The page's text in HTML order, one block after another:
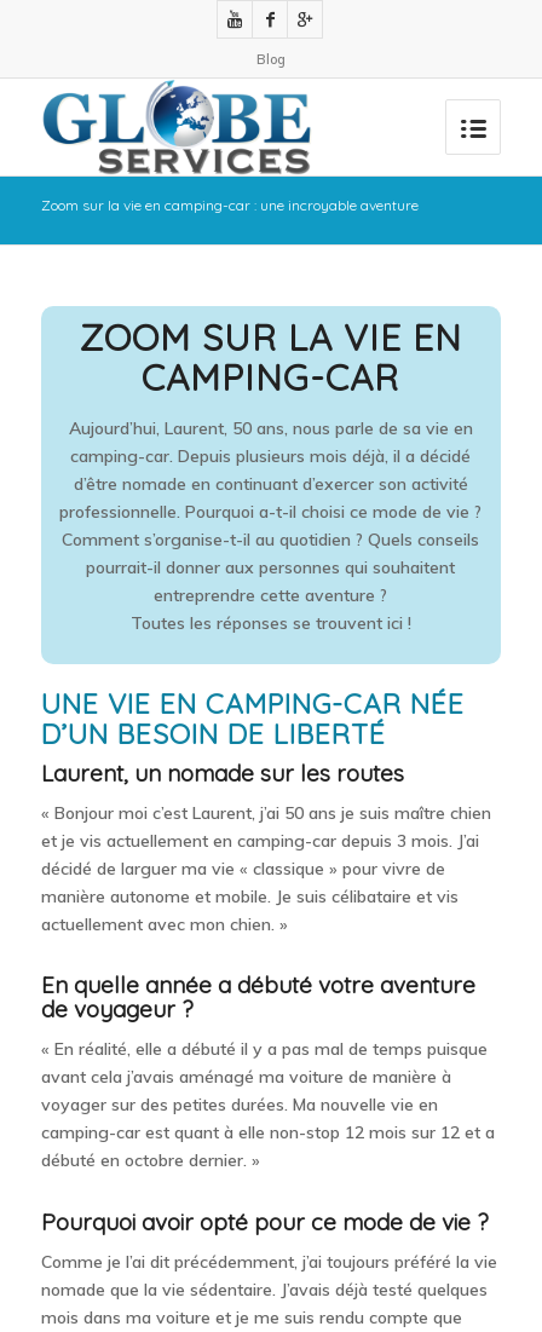
Blog
Zoom sur la vie en camping-car : une incroyable aventure
ZOOM SUR LA VIE EN
CAMPING-CAR
Aujourd’hui, Laurent, 50 ans, nous parle de sa vie en
camping-car. Depuis plusieurs mois déjà, il a décidé
d’être nomade en continuant d’exercer son activité
professionnelle. Pourquoi a-t-il choisi ce mode de vie ?
Comment s’organise-t-il au quotidien ? Quels conseils
pourrait-il donner aux personnes qui souhaitent
entreprendre cette aventure ?
Toutes les réponses se trouvent ici !
UNE VIE EN CAMPING-CAR NÉE
D’UN BESOIN DE LIBERTÉ
Laurent, un nomade sur les routes
« Bonjour moi c’est Laurent, j’ai 50 ans je suis maître chien
et je vis actuellement en camping-car depuis 3 mois. J’ai
décidé de larguer ma vie « classique » pour vivre de
manière autonome et mobile. Je suis célibataire et vis
actuellement avec mon chien. »
En quelle année a débuté votre aventure
de voyageur ?
« En réalité, elle a débuté il y a pas mal de temps puisque
avant cela j’avais aménagé ma voiture de manière à
voyager sur des petites durées. Ma nouvelle vie en
camping-car est quant à elle non-stop 12 mois sur 12 et a
débuté en octobre dernier. »
Pourquoi avoir opté pour ce mode de vie ?
Comme je l’ai dit précédemment, j’ai toujours préféré la vie
nomade que la vie sédentaire. J’avais déjà testé quelques
mois dans ma voiture et je me suis rendu compte que